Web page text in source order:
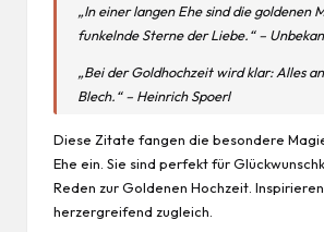
„In einer langen Ehe sind die goldenen
funkelnde Sterne der Liebe.“ –
„Bei der Goldhochzeit wird klar: Alles
Blech.“ – Heinrich Spoerl
Diese Zitate fangen die besondere
Ehe ein. Sie sind perfekt für
Reden zur Goldenen Hochzeit.
herzergreifend zugleich.